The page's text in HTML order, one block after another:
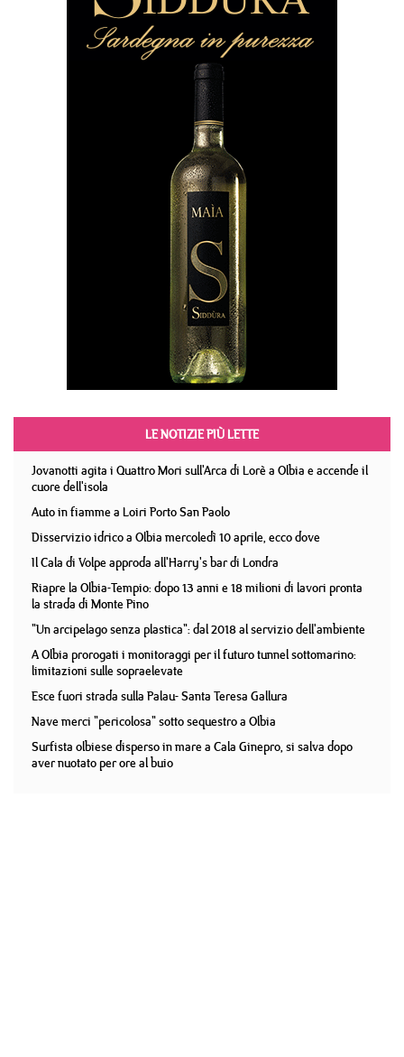
LE NOTIZIE PIÙ LETTE
Jovanotti agita i Quattro Mori sull'Arca di Lorè a Olbia e accende il
cuore dell'isola
Auto in fiamme a Loiri Porto San Paolo
Disservizio idrico a Olbia mercoledì 10 aprile, ecco dove
Il Cala di Volpe approda all'Harry's bar di Londra
Riapre la Olbia-Tempio: dopo 13 anni e 18 milioni di lavori pronta
la strada di Monte Pino
"Un arcipelago senza plastica": dal 2018 al servizio dell'ambiente
A Olbia prorogati i monitoraggi per il futuro tunnel sottomarino:
limitazioni sulle sopraelevate
Esce fuori strada sulla Palau- Santa Teresa Gallura
Nave merci "pericolosa" sotto sequestro a Olbia
Surfista olbiese disperso in mare a Cala Ginepro, si salva dopo
aver nuotato per ore al buio